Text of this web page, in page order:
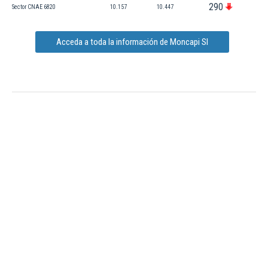
Sector CNAE 6820 10.157 10.447 290
Acceda a toda la información de Moncapi Sl